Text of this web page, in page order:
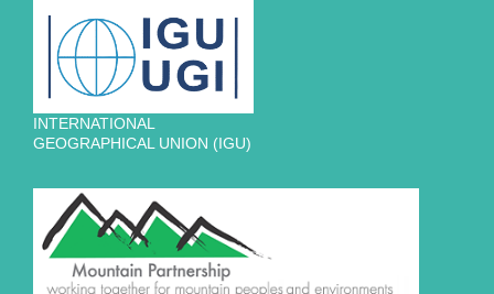
INTERNATIONAL
GEOGRAPHICAL UNION (IGU)